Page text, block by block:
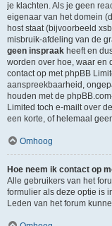
je klachten. Als je geen
eigenaar van het domein
host staat (bijvoorbeeld
misbruik-afdeling van de
geen inspraak heeft en
worden over hoe, waar en
contact op met phpBB
aanspreekbaarheid,
houden met de
Limited toch e-mailt over
een korte, of helemaal
Omhoog
Hoe neem ik contact op
Alle gebruikers van het
formulier als deze optie is
Leden van het forum